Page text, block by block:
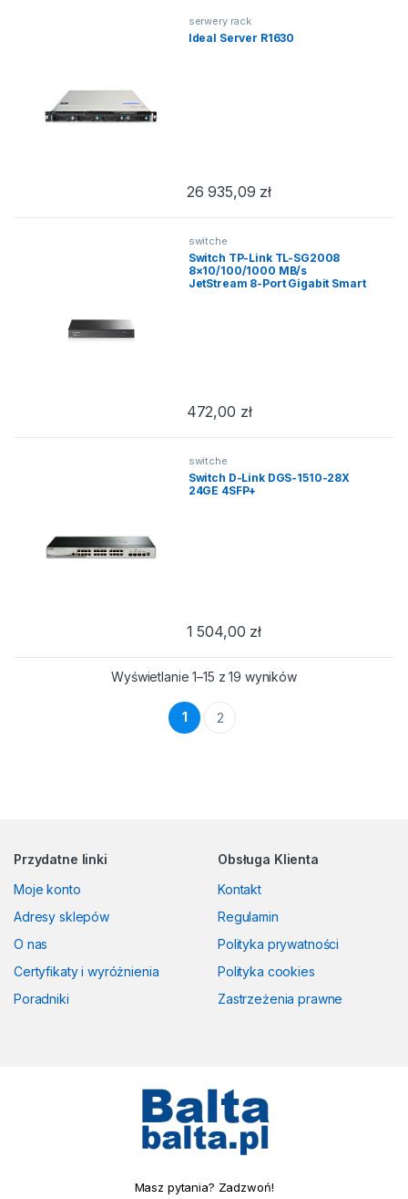
serwery rack
Ideal Server R1630
26 935,09 zł
switche
Switch TP-Link TL-SG2008
8×10/100/1000 MB/s
JetStream 8-Port Gigabit Smart
472,00 zł
switche
Switch D-Link DGS-1510-28X
24GE 4SFP+
1 504,00 zł
Wyświetlanie 1–15 z 19 wynikówPosortowane
1 2
Przydatne linki
Moje konto
Adresy sklepów
O nas
Certyfikaty i wyróżnienia
Poradniki
Obsługa Klienta
Kontakt
Regulamin
Polityka prywatności
Polityka cookies
Zastrzeżenia prawne
Masz pytania? Zadzwoń!